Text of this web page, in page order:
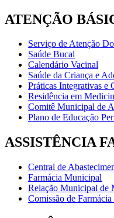
ATENÇÃO
Serviço de Atenção
Saúde Bucal
Calendário Vacinal
Saúde da Criança e
Práticas Integrativas e
Residência em
Comitê Municipal de
Plano de Educação
ASSISTÊNCIA
Central de
Farmácia Municipal
Relação Municipal de
Comissão de Farmácia